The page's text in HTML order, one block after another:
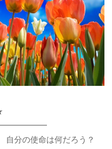
分の使命は何だろう？